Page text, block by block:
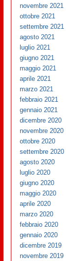
novembre 2021
ottobre 2021
settembre 2021
agosto 2021
luglio 2021
giugno 2021
maggio 2021
aprile 2021
marzo 2021
febbraio 2021
gennaio 2021
dicembre 2020
novembre 2020
ottobre 2020
settembre 2020
agosto 2020
luglio 2020
giugno 2020
maggio 2020
aprile 2020
marzo 2020
febbraio 2020
gennaio 2020
dicembre 2019
novembre 2019